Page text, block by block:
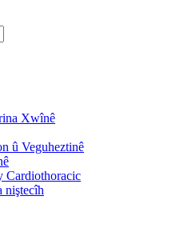
Xwînê
û Veguheztinê
Cardiothoracic
niştecîh